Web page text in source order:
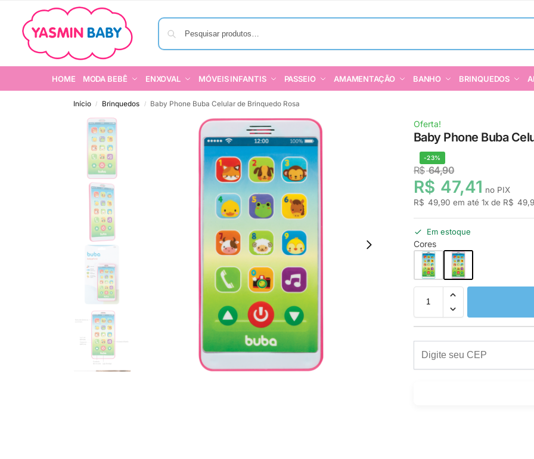
HOME MODA BEBÊ ENXOVAL MÓVEIS INFANTIS PASSEIO AMAMENTAÇÃO BANHO BRINQUEDOS
Início / Brinquedos / Baby Phone Buba Celular de Brinquedo Rosa
Oferta!
Baby Phone Buba
-23%
R$64,90
R$ 47,41 no PIX
R$ 49,90 em até 1x de R$
Em estoque
Cores